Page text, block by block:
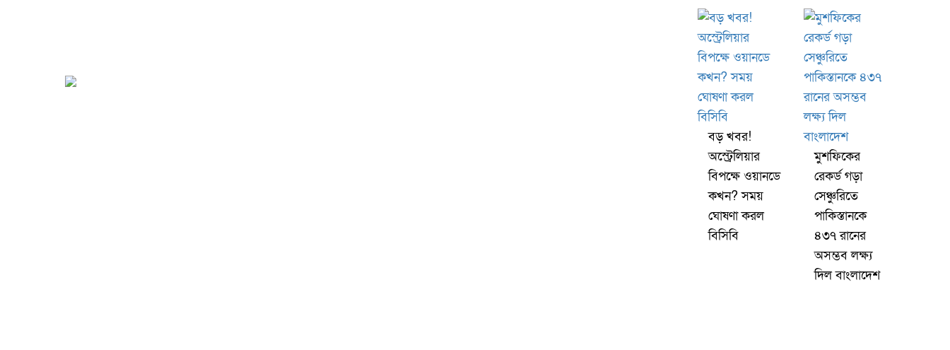
বড় খবর!
অস্ট্রেলিয়ার
বিপক্ষে ওয়ানডে
কখন? সময়
ঘোষণা করল
বিসিবি
মুশফিকের
রেকর্ড গড়া
সেঞ্চুরিতে
পাকিস্তানকে
৪৩৭ রানের
অসম্ভব লক্ষ্য
দিল বাংলাদেশ